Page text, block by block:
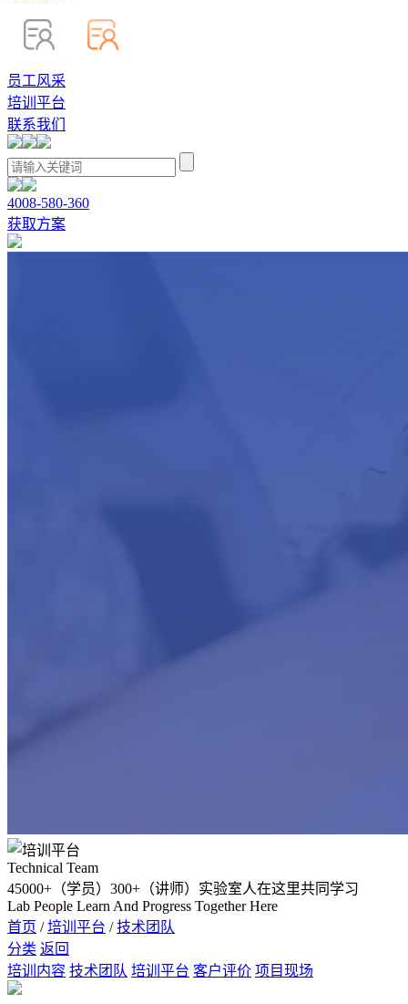
员工风采
培训平台
联系我们
4008-580-360
获取方案
Technical Team
45000+（学员） 300+（讲师）实验室人在这里共同 学习
Lab People Learn And Progress Together Here
首页 /培训平台 /技术团队
分类 返回
培训内容 技术团队 培训平台 客户评价 项目现场